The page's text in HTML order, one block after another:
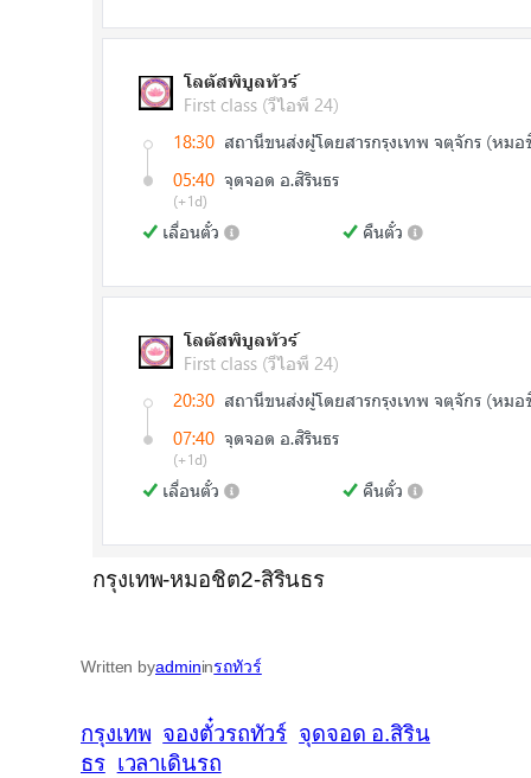
กรุงเทพ-หมอชิต2-สิรินธร
Written byadmininรถทัวร์
กรุงเทพ จองตั๋วรถทัวร์ จุดจอด อ.สิริน
ธร เวลาเดินรถ